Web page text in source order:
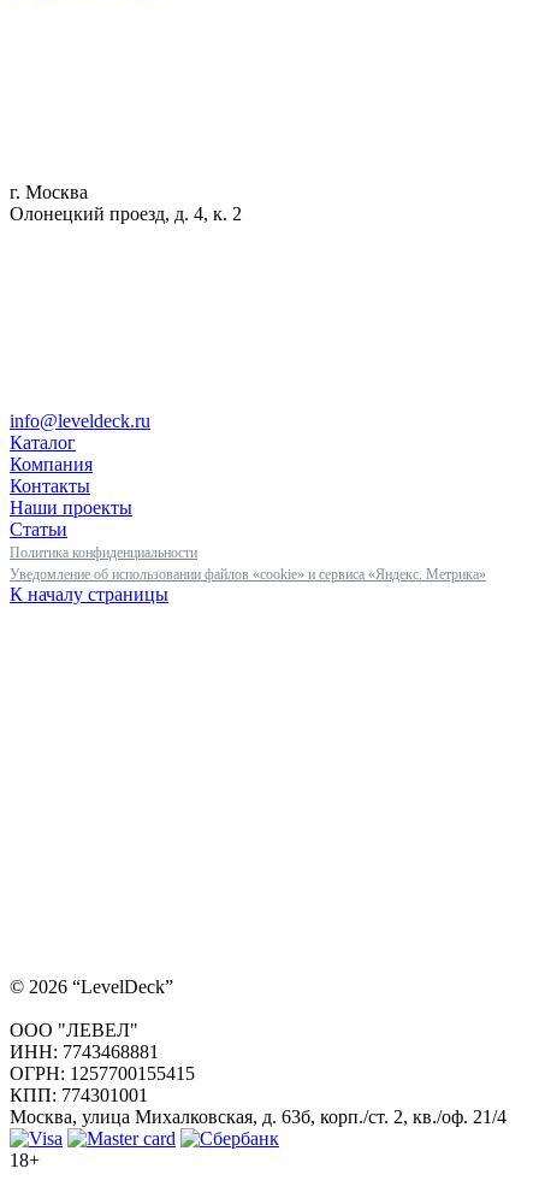
г. Москва
Олонецкий проезд, д. 4, к. 2
info@leveldeck.ru
Каталог
Компания
Контакты
Наши проекты
Статьи
Политика конфиденциальности
Уведомление об использовании файлов «cookie» и сервиса «Яндекс. Метрика»
К началу страницы
© 2026 “LevelDeck”
ООО "ЛЕВЕЛ"
ИНН: 7743468881
ОГРН: 1257700155415
КПП: 774301001
Москва, улица Михалковская, д. 63б, корп./ст. 2, кв./оф. 21/4
18+